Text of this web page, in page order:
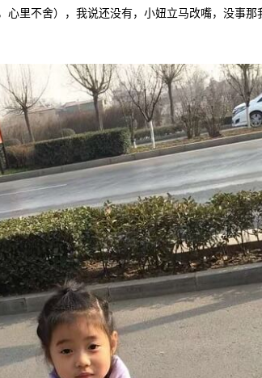
心里不舍），我说还没有，小妞立马改嘴，没事